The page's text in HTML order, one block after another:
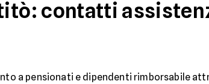
contatti
a pensionati e dipendenti rimborsabile